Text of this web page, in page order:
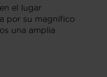
el lugar
por su magnífico
una amplia